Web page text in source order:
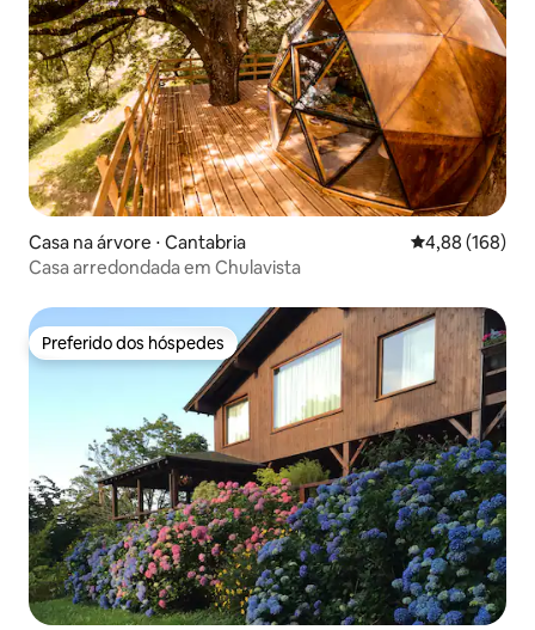
Casa na árvore ⋅ Cantabria 4,88 de uma
4,88 (168)
Casa arredondada em Chulavista
Preferido dos hóspedes
Preferido dos hóspedes